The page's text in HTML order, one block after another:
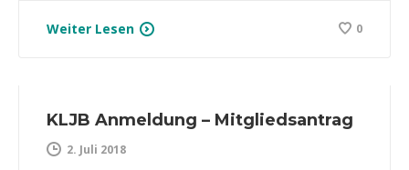
Weiter Lesen 0
KLJB Anmeldung – Mitgliedsantrag
2. Juli 2018